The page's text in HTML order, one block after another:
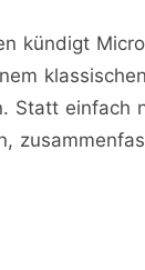
kündigt
Statt einfach